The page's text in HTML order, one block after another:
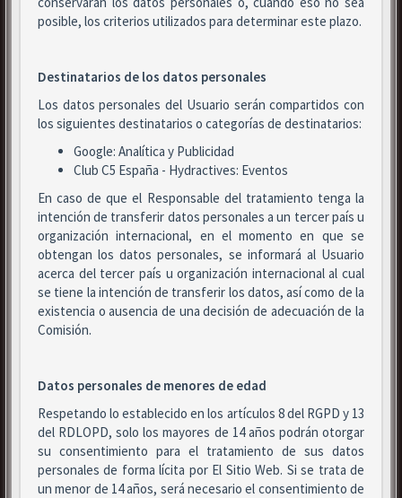
posible, los criterios utilizados para determinar este plazo.
Destinatarios de los datos personales
Los datos personales del Usuario serán compartidos con
los siguientes destinatarios o categorías de destinatarios:
Google: Analítica y Publicidad
Club C5 España - Hydractives: Eventos
En caso de que el Responsable del tratamiento tenga la
intención de transferir datos personales a un tercer país u
organización internacional, en el momento en que se
obtengan los datos personales, se informará al Usuario
acerca del tercer país u organización internacional al cual
se tiene la intención de transferir los datos, así como de la
existencia o ausencia de una decisión de adecuación de la
Comisión.
Datos personales de menores de edad
Respetando lo establecido en los artículos 8 del RGPD y 13
del RDLOPD, solo los mayores de 14 años podrán otorgar
su consentimiento para el tratamiento de sus datos
personales de forma lícita por El Sitio Web. Si se trata de
un menor de 14 años, será necesario el consentimiento de